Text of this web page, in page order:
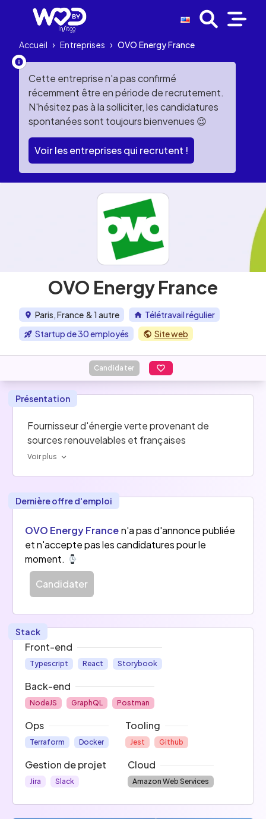
Accueil › Entreprises › OVO Energy France
Cette entreprise n'a pas confirmé
récemment être en période de recrutement.
N'hésitez pas à la solliciter, les candidatures
spontanées sont toujours bienvenues 😉
Voir les entreprises qui recrutent !
OVO Energy France
Paris, France & 1 autre
Télétravail régulier
Startup de 30 employés
Site web
Candidater
Présentation
Fournisseur d'énergie verte provenant de
sources renouvelables et françaises
Voir plus
Dernière offre d'emploi
OVO Energy France n'a pas d'annonce publiée
et n'accepte pas les candidatures pour le
moment.
Candidater
Stack
Front-end
Typescript React Storybook
Back-end
NodeJS GraphQL Postman
Ops
Terraform Docker
Tooling
Jest Github
Gestion de projet
Jira Slack
Cloud
Amazon Web Services